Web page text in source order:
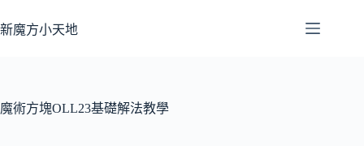
至
容
新魔方小天地
魔術方塊OLL23基礎解法教學